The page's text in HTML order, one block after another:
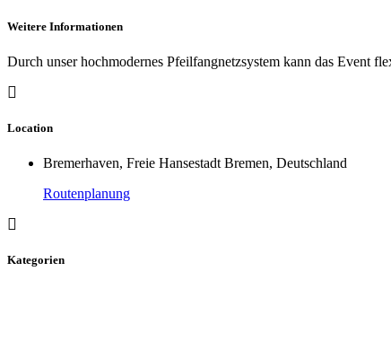
Weitere Informationen
Durch unser hochmodernes Pfeilfangnetzsystem kann das Event
Location
Bremerhaven, Freie Hansestadt Bremen, Deutschland
Routenplanung
Kategorien